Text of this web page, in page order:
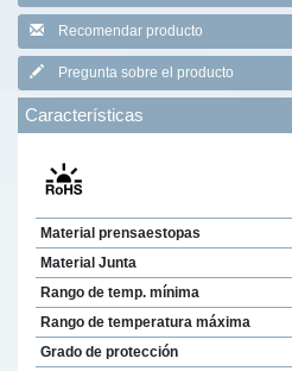
Recomendar producto
Pregunta sobre el producto
Características
Material prensaestopas
Material Junta
Rango de temp. mínima
Rango de temperatura máxima
Grado de protección